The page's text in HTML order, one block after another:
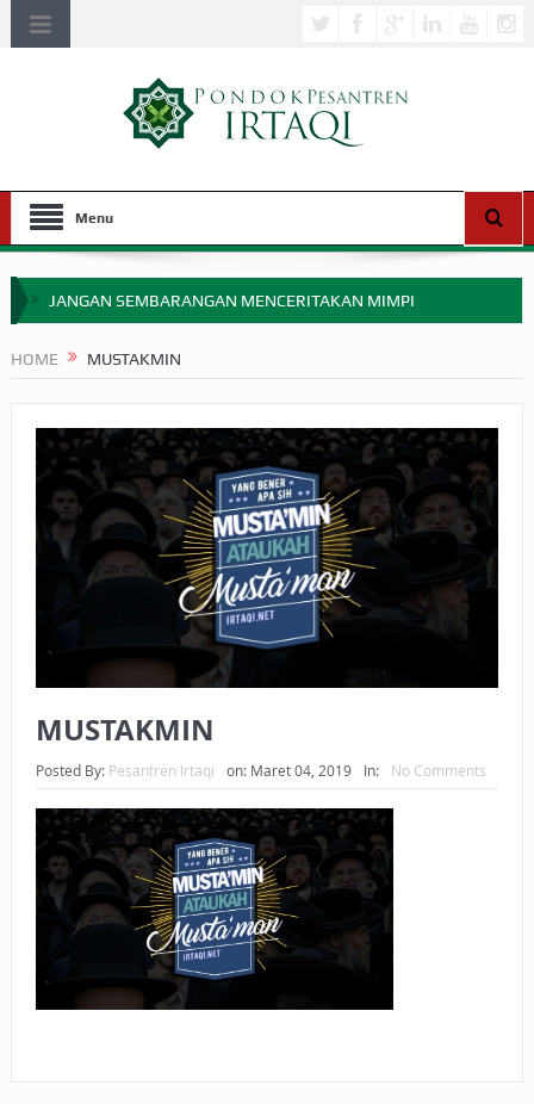
Menu
JANGAN SEMBARANGAN MENCERITAKAN MIMPI
APA HUKUM MEMPERCEPAT PEMBAYARAN ZAKAT
SEBELUM TIBA SAAT WAJIB?
HAKIKAT NIKMAT DI DUNIA!
BAGAIMANA CARA MEMBAYAR ZAKAT UANG?
UANG HARAM BISA MENJADI HALAL JIKA SEBAB
KEPEMILIKANNYA BERUBAH
HUKUM MEMBAYAR ZAKAT KEPADA KERABAT SENDIRI
HOME MUSTAKMIN
MUSTAKMIN
Posted By: Pesantren Irtaqi on: Maret 04, 2019 In: No Comments